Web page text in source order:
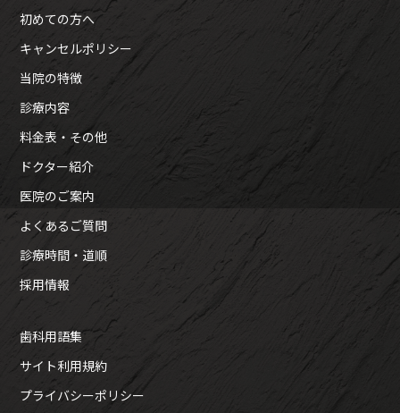
初めての方へ
キャンセルポリシー
当院の特徴
診療内容
料金表・その他
ドクター紹介
医院のご案内
よくあるご質問
診療時間・道順
採用情報
歯科用語集
サイト利用規約
プライバシーポリシー